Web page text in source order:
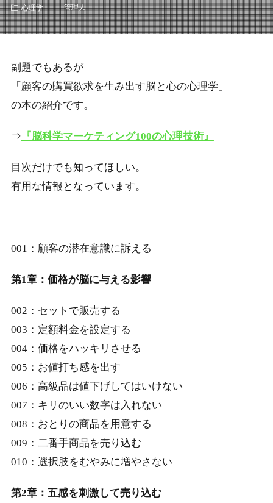
心理学 管理人
副題でもあるが
「顧客の購買欲求を生み出す脳と心の心理学」
の本の紹介です。
⇒ 『脳科学マーケティング100の心理技術』
目次だけでも知ってほしい。
有用な情報となっています。
————
001：顧客の潜在意識に訴える
第1章：価格が脳に与える影響
002：セットで販売する
003：定額料金を設定する
004：価格をハッキリさせる
005：お値打ち感を出す
006：高級品は値下げしてはいけない
007：キリのいい数字は入れない
008：おとりの商品を用意する
009：二番手商品を売り込む
010：選択肢をむやみに増やさない
第2章：五感を刺激して売り込む